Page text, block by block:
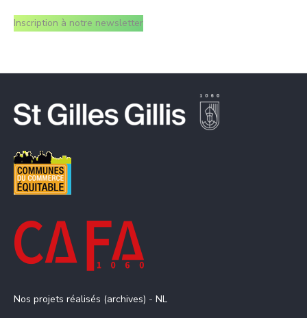
Inscription à notre newsletter
Nos projets réalisés (archives) - NL